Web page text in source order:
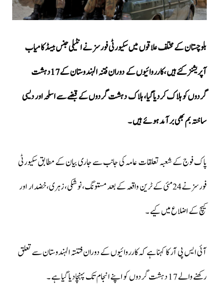
بلوچستان کے مختلف علاقوں میں سکیورٹی فورسز نے انٹیلی جنس بیسڈ کامیاب
آپریشنز کئے ہیں ،کارروائیوں کے دوران
فتنہ الہندوستان کے17دہشت
گردوں کو ہلاک کردیاگیا، ہلاک دہشت گردوں کے قبضے سے اسلحہ اور دیسی
ساختہ بم بھی برآمد ہوئے ہیں ۔
پاک فوج کے شعبہ تعلقات عامہ کی جانب سے جاری بیان کے مطابق سکیورٹی
فورسز نے 24مئی کے ٹرین واقعہ کے بعد مستونگ، نوشکی، زہری،خضدار اور
کیچ کے اضلاع میں کیے ۔
آئی ایس پی آر کا کہنا ہے کہ کارروائیوں کے دوران فتنتہ الہندوستان سے تعلق
رکھنے والے 17 دہشت گردوں کو اپنے انجام تک پہنچادیا گیا ہے ۔